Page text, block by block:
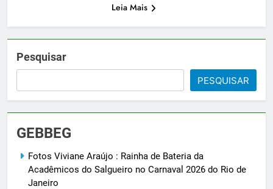
Leia Mais
Pesquisar
PESQUISAR
GEBBEG
Fotos Viviane Araújo : Rainha de Bateria da
Acadêmicos do Salgueiro no Carnaval 2026 do Rio de
Janeiro